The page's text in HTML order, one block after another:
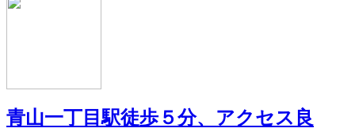
青山一丁目駅徒歩５分、アクセス良